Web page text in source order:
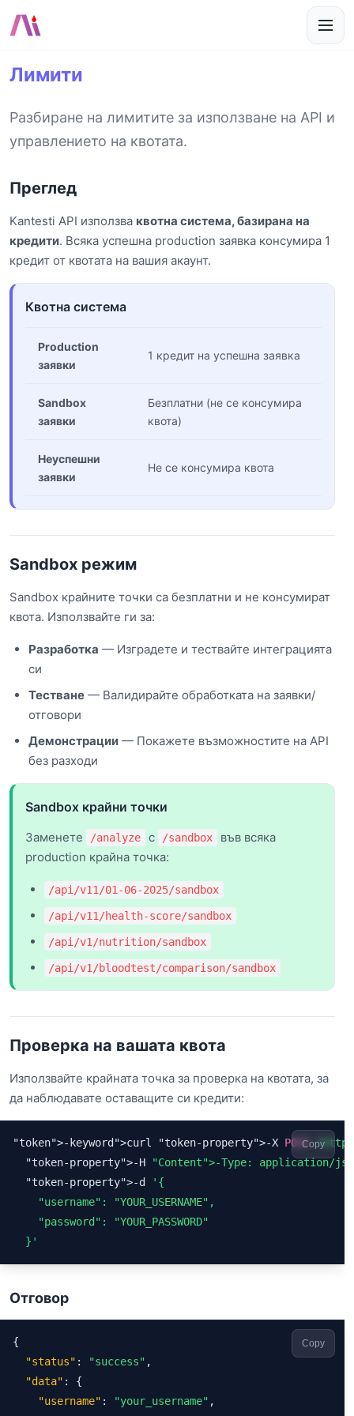
Лимити
Разбиране на лимитите за използване на API и
управлението на квотата.
Преглед
Kantesti API използва квотна система, базирана на
кредити. Всяка успешна production заявка консумира 1
кредит от квотата на вашия акаунт.
Квотна система
Production
заявки
1 кредит на успешна заявка
Sandbox
заявки
Безплатни (не се консумира
квота)
Неуспешни
заявки
Не се консумира квота
Sandbox режим
Sandbox крайните точки са безплатни и не консумират
квота. Използвайте ги за:
Разработка — Изградете и тествайте интеграцията
си
Тестване — Валидирайте обработката на заявки/
отговори
Демонстрации — Покажете възможностите на API
без разходи
Sandbox крайни точки
Заменете /analyze с /sandbox
във всяка
production крайна точка:
/api/v11/01-06-2025/sandbox
/api/v11/health-score/sandbox
/api/v1/nutrition/sandbox
/api/v1/bloodtest/comparison/sandbox
Проверка на вашата квота
Използвайте крайната точка за проверка на квотата, за
да наблюдавате оставащите си кредити:
"token">-keyword ">curl "token-property">-X POST "
"token-property">-H "Content">-Type: application/
"token-property">-d
'{
"username" : "YOUR_USERNAME" ,
"password" :
"YOUR_PASSWORD"
  }'
Copy
Отговор
{
"status" : "success" ,
"data" : {
"username" : "your_username" ,
Copy